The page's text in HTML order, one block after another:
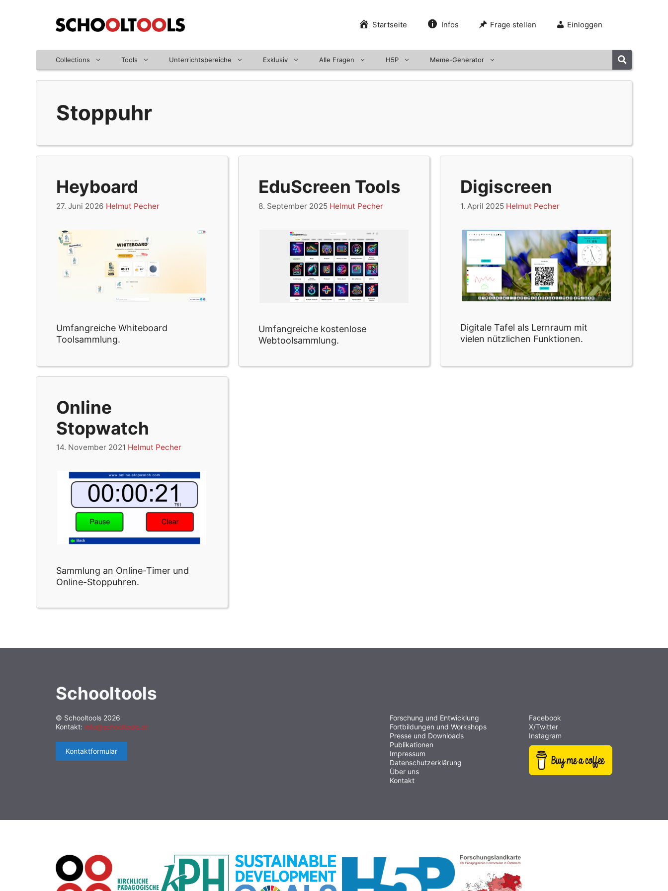
Startseite Infos Frage stellen Einloggen
Collections Tools Unterrichtsbereiche Exklusiv Alle Fragen H5P Meme-Generator
Stoppuhr
Heyboard
27. Juni 2026 Helmut Pecher
Umfangreiche Whiteboard
Toolsammlung.
EduScreen Tools
8. September 2025 Helmut Pecher
Umfangreiche kostenlose
Webtoolsammlung.
Digiscreen
1. April 2025 Helmut Pecher
Digitale Tafel als Lernraum mit
vielen nützlichen Funktionen.
Online
Stopwatch
14. November 2021 Helmut Pecher
Sammlung an Online-Timer und
Online-Stoppuhren.
Schooltools
© Schooltools 2026
Kontakt: info@schooltools.at
Kontaktformular
Forschung und Entwicklung
Fortbildungen und Workshops
Presse und Downloads
Publikationen
Impressum
Datenschutzerklärung
Über uns
Kontakt
Facebook
X/Twitter
Instagram